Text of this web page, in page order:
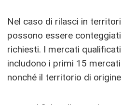
Nel caso di rilasci in
possono essere
richiesti. I mercati
includono i primi 15
nonché il territorio di